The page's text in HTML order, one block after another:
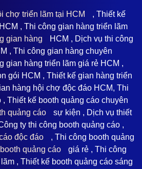
chợ triển lãm tại HCM
, Thiết kế
, Thi công gian hàng triển lãm
gian hàng
HCM , Dịch vụ thi công
, Thi công gian hàng chuyên
gian hàng triển lãm giá rẻ HCM ,
gói HCM , Thiết kế gian hàng triển
hàng hội chợ độc đáo HCM, Thi
Thiết kế booth quảng cáo chuyên
quảng cáo
sự kiện , Dịch vụ thiết
ty thi công booth quảng cáo ,
độc đáo
, Thi công booth quảng
quảng cáo
giá rẻ , Thi công
, Thiết kế booth quảng cáo sáng